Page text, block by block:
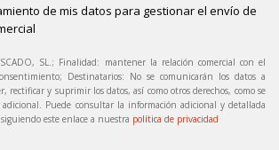
de mis datos para gestionar el envío de
SL.; Finalidad: mantener la relación comercial con el
Destinatarios: No se comunicarán los datos a
rectificar y suprimir los datos, así como otros derechos, como se
Puede consultar la información adicional y detallada
este enlace a nuestra política de privacidad